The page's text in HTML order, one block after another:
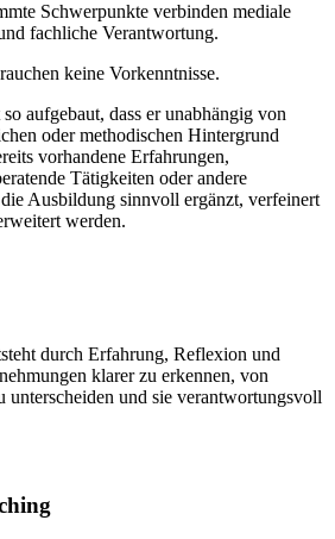
Schwerpunkte verbinden mediale
fachliche Verantwortung.
keine Vorkenntnisse.
aufgebaut, dass er unabhängig von
oder methodischen Hintergrund
vorhandene Erfahrungen,
Tätigkeiten oder andere
Ausbildung sinnvoll ergänzt, verfeinert
werden.
durch Erfahrung, Reflexion und
klarer zu erkennen, von
und sie verantwortungsvoll